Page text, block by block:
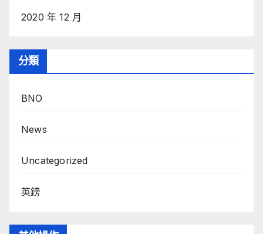
2020 年 12 月
分類
BNO
News
Uncategorized
英鎊